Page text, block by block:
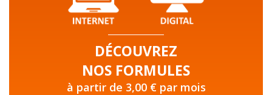
DÉCOUVREZ
NOS FORMULES
à partir de 3,00 € par mois